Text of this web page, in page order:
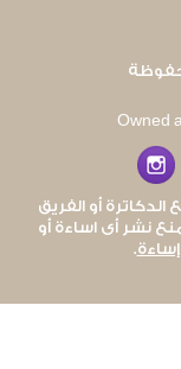
أو الفريق
نشر أى اساءة أو
.